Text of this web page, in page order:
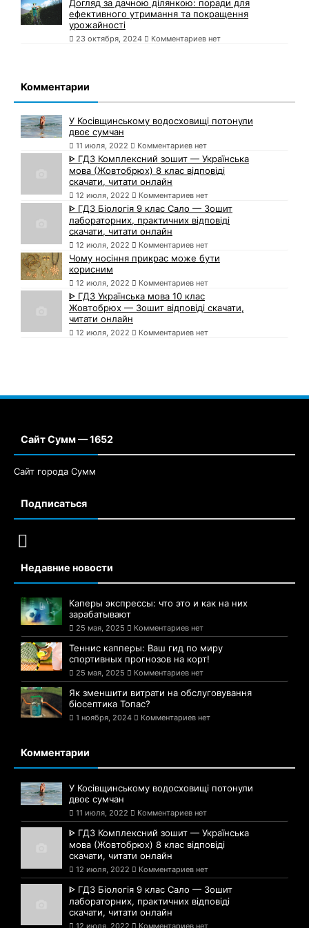
Догляд за дачною ділянкою: поради для
ефективного утримання та покращення
урожайності
23 октября, 2024 Комментариев нет
Комментарии
У Косівщинському водосховищі потонули
двоє сумчан
11 июля, 2022 Комментариев нет
ᐈ ГДЗ Комплексний зошит — Українська
мова (Жовтобрюх) 8 клас відповіді
скачати, читати онлайн
12 июля, 2022 Комментариев нет
ᐈ ГДЗ Біологія 9 клас Сало — Зошит
лабораторних, практичних відповіді
скачати, читати онлайн
12 июля, 2022 Комментариев нет
Чому носіння прикрас може бути
корисним
12 июля, 2022 Комментариев нет
ᐈ ГДЗ Українська мова 10 клас
Жовтобрюх — Зошит відповіді скачати,
читати онлайн
12 июля, 2022 Комментариев нет
Сайт Сумм — 1652
Сайт города Сумм
Подписаться
Недавние новости
Каперы экспрессы: что это и как на них
зарабатывают
25 мая, 2025 Комментариев нет
Теннис капперы: Ваш гид по миру
спортивных прогнозов на корт!
25 мая, 2025 Комментариев нет
Як зменшити витрати на обслуговування
біосептика Топас?
1 ноября, 2024 Комментариев нет
Комментарии
У Косівщинському водосховищі потонули
двоє сумчан
11 июля, 2022 Комментариев нет
ᐈ ГДЗ Комплексний зошит — Українська
мова (Жовтобрюх) 8 клас відповіді
скачати, читати онлайн
12 июля, 2022 Комментариев нет
ᐈ ГДЗ Біологія 9 клас Сало — Зошит
лабораторних, практичних відповіді
скачати, читати онлайн
12 июля, 2022 Комментариев нет